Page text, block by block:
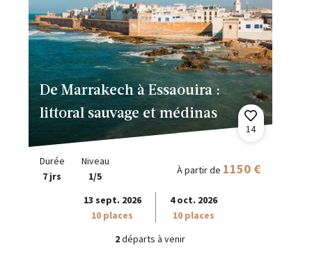
De Marrakech à Essaouira :
littoral sauvage et médinas
14
Durée
7 jrs
Niveau
1/5
À partir de 1150 €
13 sept. 2026
10 places
4 oct. 2026
10 places
2départs à venir